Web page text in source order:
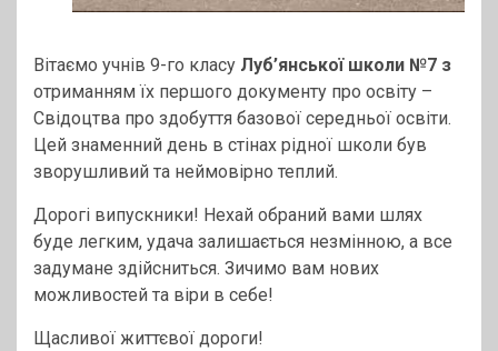
Вітаємо учнів 9-го класу Луб’янської школи №7 з
отриманням їх першого документу про освіту –
Свідоцтва про здобуття базової середньої освіти.
Цей знаменний день в стінах рідної школи був
зворушливий та неймовірно теплий.
Дорогі випускники! Нехай обраний вами шлях
буде легким, удача залишається незмінною, а все
задумане здійсниться. Зичимо вам нових
можливостей та віри в себе!
Щасливої життєвої дороги!